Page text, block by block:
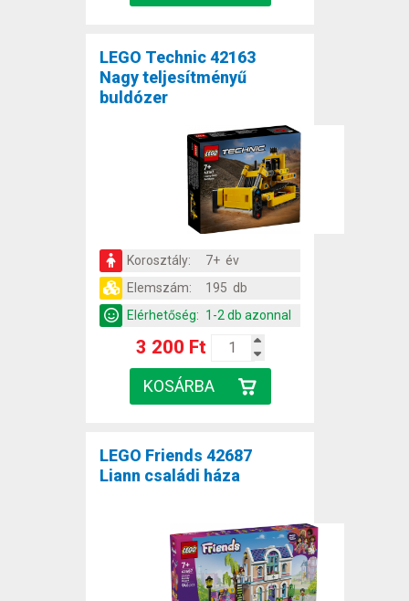
LEGO Technic 42163
Nagy teljesítményű
buldózer
Korosztály:
7+ év
Elemszám:
195 db
Elérhetőség: 1-2 db azonnal
3 200 Ft
LEGO Friends 42687
Liann családi háza